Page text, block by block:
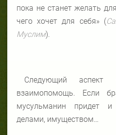
пока не станет желать
чего хочет для себя» (
Муслим).
Следующий аспект
взаимопомощь. Если
мусульманин придет и
делами, имуществом…